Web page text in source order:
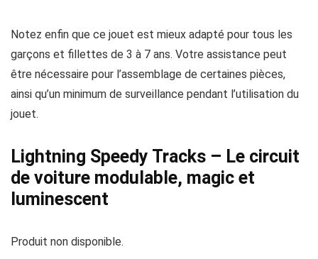
Notez enfin que ce jouet est mieux adapté pour tous les
garçons et fillettes de 3 à 7 ans. Votre assistance peut
être nécessaire pour l’assemblage de certaines pièces,
ainsi qu’un minimum de surveillance pendant l’utilisation du
jouet.
Lightning Speedy Tracks – Le circuit
de voiture modulable, magic et
luminescent
Produit non disponible.